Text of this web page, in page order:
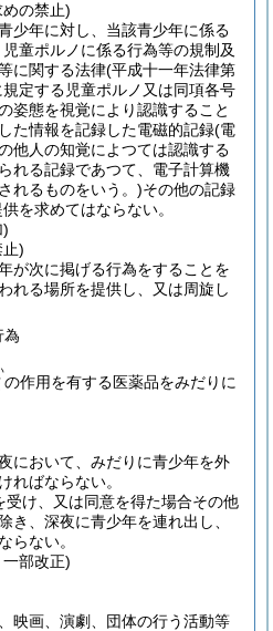
の禁止)
少年に対し、当該青少年に係る
童ポルノに係る行為等の規制及
に関する法律(平成十一年法律第
定する児童ポルノ又は同項各号
姿態を視覚により認識すること
た情報を記録した電磁的記録(電
他人の知覚によつては認識する
れる記録であつて、電子計算機
れるものをいう。)その他の記録
を求めてはならない。
)
)
が次に掲げる行為をすることを
れる場所を提供し、又は周旋し
為
の作用を有する医薬品をみだりに
において、みだりに青少年を外
ればならない。
け、又は同意を得た場合その他
き、深夜に青少年を連れ出し、
らない。
部改正)
映画、演劇、団体の行う活動等